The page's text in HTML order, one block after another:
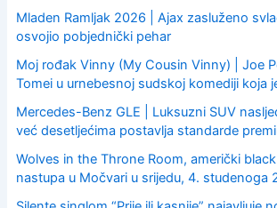
Mladen Ramljak 2026 | Ajax zasluženo
osvojio pobjednički pehar
Moj rođak Vinny (My Cousin Vinny) | Joe
Tomei u urnebesnoj sudskoj komediji koja
Mercedes-Benz GLE | Luksuzni SUV
već desetljećima postavlja standarde
Wolves in the Throne Room, američki
nastupa u Močvari u srijedu, 4. studenoga